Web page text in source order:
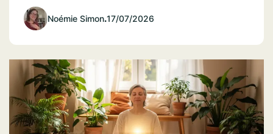
Noémie Simon.17/07/2026